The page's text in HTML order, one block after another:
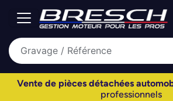
Vente de pièces détachées
professionnels